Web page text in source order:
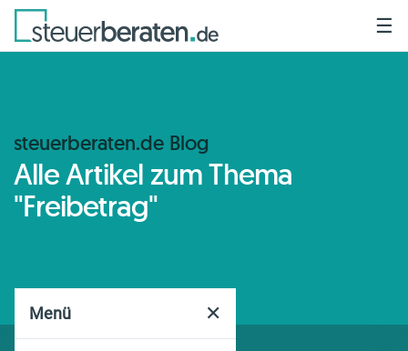
Menü ✕
☰
steuerberaten.de Blog
Alle Artikel zum Thema
"Freibetrag"